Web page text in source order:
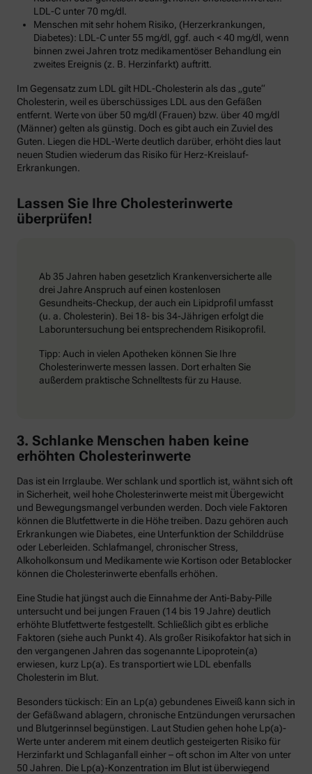
LDL-C unter 70 mg/dl.
Menschen mit sehr hohem Risiko, (Herzerkrankungen,
Diabetes): LDL-C unter 55 mg/dl, ggf. auch < 40 mg/dl, wenn
binnen zwei Jahren trotz medikamentöser Behandlung ein
zweites Ereignis (z. B. Herzinfarkt) auftritt.
Im Gegensatz zum LDL gilt HDL-Cholesterin als das „gute“
Cholesterin, weil es überschüssiges LDL aus den Gefäßen
entfernt. Werte von über 50 mg/dl (Frauen) bzw. über 40 mg/dl
(Männer) gelten als günstig. Doch es gibt auch ein Zuviel des
Guten. Liegen die HDL-Werte deutlich darüber, erhöht dies laut
neuen Studien wiederum das Risiko für Herz-Kreislauf-
Erkrankungen.
Lassen Sie Ihre Cholesterinwerte
überprüfen!
Ab 35 Jahren haben gesetzlich Krankenversicherte alle
drei Jahre Anspruch auf einen kostenlosen
Gesundheits-Checkup, der auch ein Lipidprofil umfasst
(u. a. Cholesterin). Bei 18- bis 34-Jährigen erfolgt die
Laboruntersuchung bei entsprechendem Risikoprofil.
Tipp: Auch in vielen Apotheken können Sie Ihre
Cholesterinwerte messen lassen. Dort erhalten Sie
außerdem praktische Schnelltests für zu Hause.
3. Schlanke Menschen haben keine
erhöhten Cholesterinwerte
Das ist ein Irrglaube. Wer schlank und sportlich ist, wähnt sich oft
in Sicherheit, weil hohe Cholesterinwerte meist mit Übergewicht
und Bewegungsmangel verbunden werden. Doch viele Faktoren
können die Blutfettwerte in die Höhe treiben. Dazu gehören auch
Erkrankungen wie Diabetes, eine Unterfunktion der Schilddrüse
oder Leberleiden. Schlafmangel, chronischer Stress,
Alkoholkonsum und Medikamente wie Kortison oder Betablocker
können die Cholesterinwerte ebenfalls erhöhen.
Eine Studie hat jüngst auch die Einnahme der Anti-Baby-Pille
untersucht und bei jungen Frauen (14 bis 19 Jahre) deutlich
erhöhte Blutfettwerte festgestellt. Schließlich gibt es erbliche
Faktoren (siehe auch Punkt 4). Als großer Risikofaktor hat sich in
den vergangenen Jahren das sogenannte Lipoprotein(a)
erwiesen, kurz Lp(a). Es transportiert wie LDL ebenfalls
Cholesterin im Blut.
Besonders tückisch: Ein an Lp(a) gebundenes Eiweiß kann sich in
der Gefäßwand ablagern, chronische Entzündungen verursachen
und Blutgerinnsel begünstigen. Laut Studien gehen hohe Lp(a)-
Werte unter anderem mit einem deutlich gesteigerten Risiko für
Herzinfarkt und Schlaganfall einher – oft schon im Alter von unter
50 Jahren. Die Lp(a)-Konzentration im Blut ist überwiegend